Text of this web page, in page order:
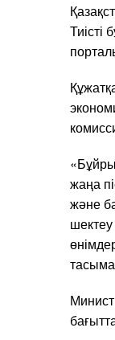
жаңа
және